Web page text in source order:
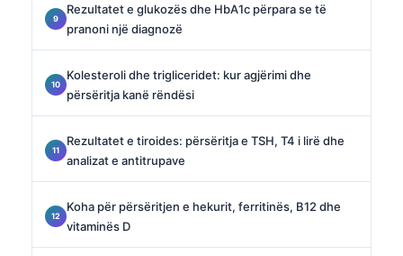
Rezultatet e glukozës dhe HbA1c përpara se të
pranoni një diagnozë
Kolesteroli dhe trigliceridet: kur agjërimi dhe
përsëritja kanë rëndësi
Rezultatet e tiroides: përsëritja e TSH, T4 i lirë dhe
analizat e antitrupave
Koha për përsëritjen e hekurit, ferritinës, B12 dhe
vitaminës D